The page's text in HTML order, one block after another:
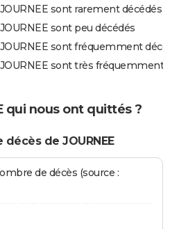
sont rarement décédés
sont peu décédés
sont fréquemment
sont très fréquemment
qui nous ont quittés ?
de JOURNEE
de décès (source :